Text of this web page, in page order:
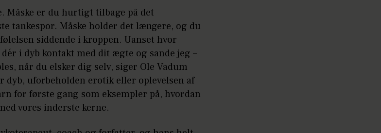
Måske er du hurtigt tilbage på det
tankespor. Måske holder det længere, og du
siddende i kroppen. Uanset hvor
i dyb kontakt med dit ægte og sande jeg –
når du elsker dig selv, siger Ole Vadum
dyb, uforbeholden erotik eller oplevelsen af
for første gang som eksempler på, hvordan
vores inderste kerne.